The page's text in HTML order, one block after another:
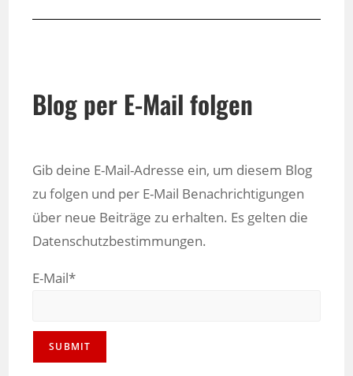
Blog per E-Mail folgen
Gib deine E-Mail-Adresse ein, um diesem Blog
zu folgen und per E-Mail Benachrichtigungen
über neue Beiträge zu erhalten. Es gelten die
Datenschutzbestimmungen.
E-Mail*